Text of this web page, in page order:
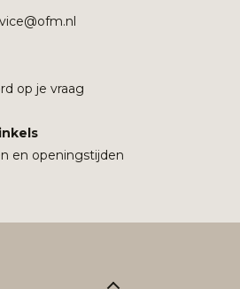
op je vraag
en openingstijden